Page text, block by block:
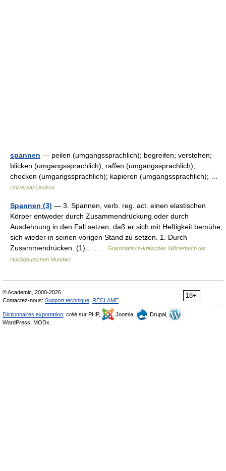
spannen — peilen (umgangssprachlich); begreifen; verstehen;
blicken (umgangssprachlich); raffen (umgangssprachlich);
checken (umgangssprachlich); kapieren (umgangssprachlich); …
Universal-Lexikon
Spannen (3) — 3. Spannen, verb. reg. act. einen elastischen
Körper entweder durch Zusammendrückung oder durch
Ausdehnung in den Fall setzen, daß er sich mit Heftigkeit bemühe,
sich wieder in seinen vorigen Stand zu setzen. 1. Durch
Zusammendrücken. (1)… …
Grammatisch-kritisches Wörterbuch der
Hochdeutschen Mundart
18+
© Academic, 2000-2026
Contactez-nous: Support technique RÉCLAME
Dictionnaires exportation , créé sur PHP, Joomla,
Drupal,
WordPress, MODx.